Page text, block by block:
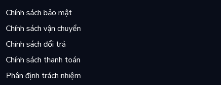
Chính sách bảo mật
Chính sách vận chuyển
Chính sách đổi trả
Chính sách thanh toán
Phân định trách nhiệm